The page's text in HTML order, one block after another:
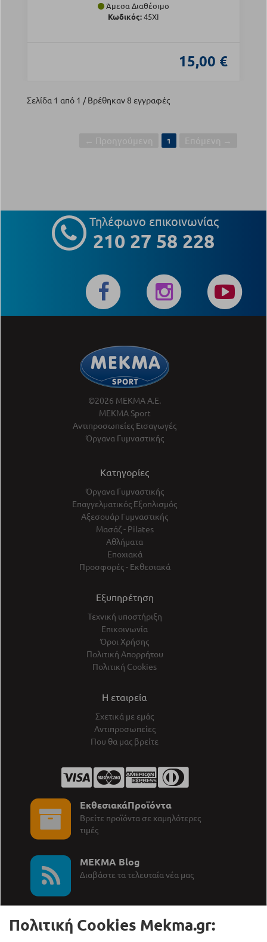
Άμεσα Διαθέσιμο
Κωδικός:45XI
15,00 €
Σελίδα 1 από 1 / Βρέθηκαν 8 εγγραφές
1
Τηλέφωνο επικοινωνίας
210 27 58 228
©2026 ΜΕΚΜΑ Α.Ε.
ΜΕΚΜΑ Sport
Αντιπροσωπείες Εισαγωγές
Όργανα Γυμναστικής
Κατηγορίες
Όργανα Γυμναστικής
Επαγγελματικός Εξοπλισμός
Αξεσουάρ Γυμναστικής
Μασάζ - Pilates
Αθλήματα
Εποχιακά
Προσφορές - Εκθεσιακά
Εξυπηρέτηση
Τεχνική υποστήριξη
Επικοινωνία
Όροι Χρήσης
Πολιτική Απορρήτου
Πολιτική Cookies
Η εταιρεία
Σχετικά με εμάς
Αντιπροσωπείες
Που θα μας βρείτε
ΕκθεσιακάΠροϊόντα
Βρείτε προϊόντα σε χαμηλότερες
τιμές
MEKMA Blog
∆ιαβάστε τα τελευταία νέα μας
Πολιτική Cookies Mekma.gr: